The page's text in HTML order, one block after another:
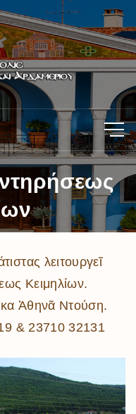
λειτουργεῖ
Κειμηλίων.
Ἀθηνᾶ Ντούση.
& 23710 32131